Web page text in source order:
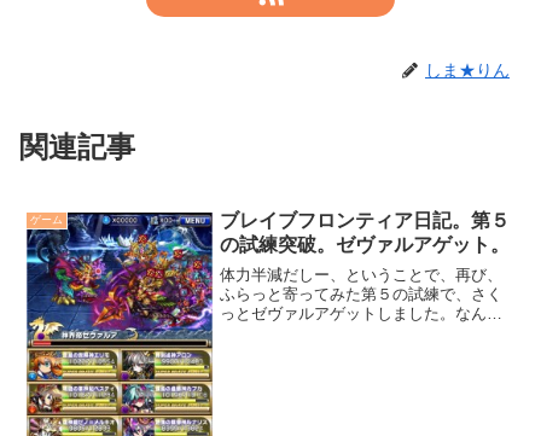
しま★りん
関連記事
ゲーム
ブレイブフロンティア日記。第５
の試練突破。ゼヴァルアゲット。
体力半減だしー、ということで、再び、
ふらっと寄ってみた第５の試練で、さく
っとゼヴァルアゲットしました。なんだ